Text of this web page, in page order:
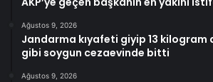
Ağustos 9, 2026
Jandarma kıyafeti giyip 13 kilogram
gibi soygun cezaevinde bitti
Ağustos 9, 2026